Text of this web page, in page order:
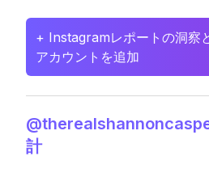
+ Instagramレポートの洞察
アカウントを追加
計